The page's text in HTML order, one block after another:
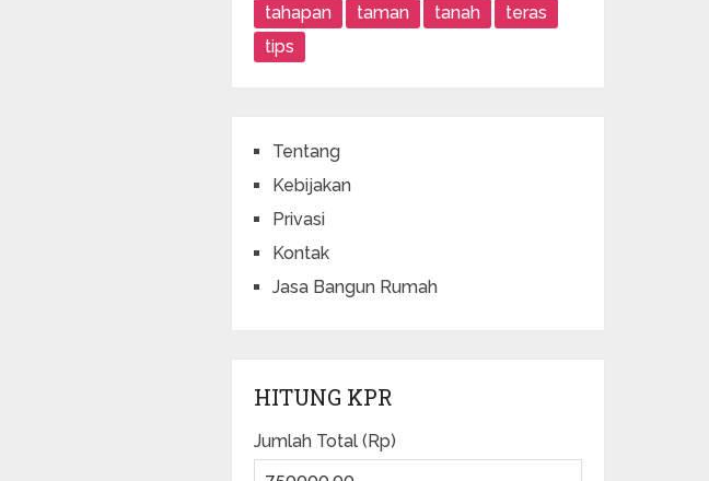
tahapan
taman tanah
teras
tips
Tentang
Kebijakan
Privasi
Kontak
Jasa Bangun Rumah
HITUNG KPR
Jumlah Total (Rp)